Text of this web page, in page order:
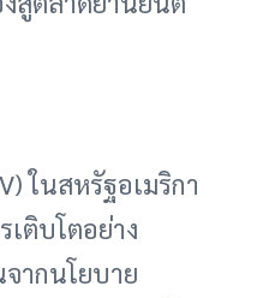
ในสหรัฐอเมริกา
เติบโตอย่าง
ากนโยบาย